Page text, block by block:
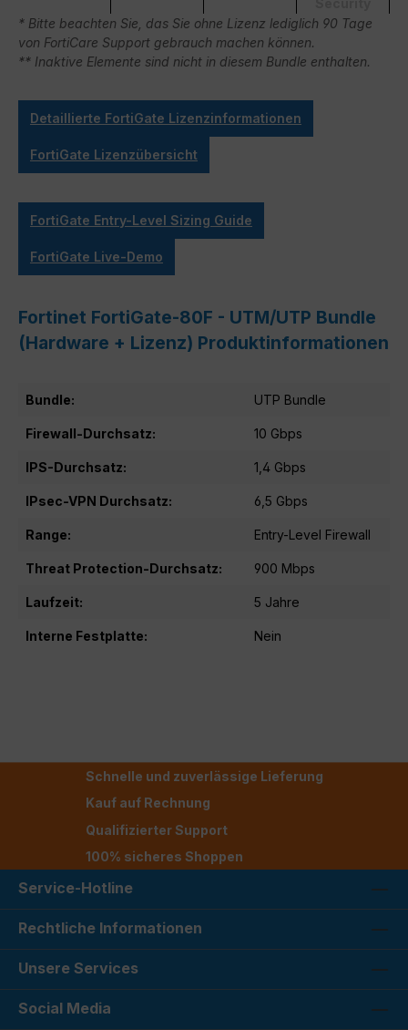
* Bitte beachten Sie, das Sie ohne Lizenz lediglich 90 Tage
von FortiCare Support gebrauch machen können.
** Inaktive Elemente sind nicht in diesem Bundle enthalten.
Detaillierte FortiGate Lizenzinformationen
FortiGate Lizenzübersicht
FortiGate Entry-Level Sizing Guide
FortiGate Live-Demo
Fortinet FortiGate-80F - UTM/UTP Bundle
(Hardware + Lizenz) Produktinformationen
Bundle: UTP Bundle
Firewall-Durchsatz: 10 Gbps
IPS-Durchsatz: 1,4 Gbps
IPsec-VPN Durchsatz: 6,5 Gbps
Range: Entry-Level Firewall
Threat Protection-Durchsatz: 900 Mbps
Laufzeit: 5 Jahre
Interne Festplatte: Nein
Schnelle und zuverlässige Lieferung
Kauf auf Rechnung
Qualifizierter Support
100% sicheres Shoppen
Service-Hotline
Rechtliche Informationen
Unsere Services
Social Media